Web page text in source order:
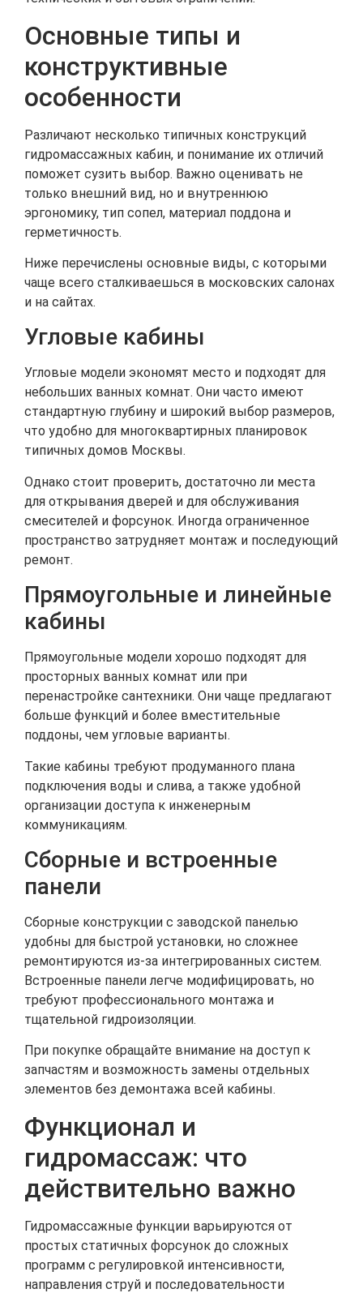
Основные типы и
конструктивные
особенности
Различают несколько типичных конструкций
гидромассажных кабин, и понимание их отличий
поможет сузить выбор. Важно оценивать не
только внешний вид, но и внутреннюю
эргономику, тип сопел, материал поддона и
герметичность.
Ниже перечислены основные виды, с которыми
чаще всего сталкиваешься в московских салонах
и на сайтах.
Угловые кабины
Угловые модели экономят место и подходят для
небольших ванных комнат. Они часто имеют
стандартную глубину и широкий выбор размеров,
что удобно для многоквартирных планировок
типичных домов Москвы.
Однако стоит проверить, достаточно ли места
для открывания дверей и для обслуживания
смесителей и форсунок. Иногда ограниченное
пространство затрудняет монтаж и последующий
ремонт.
Прямоугольные и линейные
кабины
Прямоугольные модели хорошо подходят для
просторных ванных комнат или при
перенастройке сантехники. Они чаще предлагают
больше функций и более вместительные
поддоны, чем угловые варианты.
Такие кабины требуют продуманного плана
подключения воды и слива, а также удобной
организации доступа к инженерным
коммуникациям.
Сборные и встроенные
панели
Сборные конструкции с заводской панелью
удобны для быстрой установки, но сложнее
ремонтируются из-за интегрированных систем.
Встроенные панели легче модифицировать, но
требуют профессионального монтажа и
тщательной гидроизоляции.
При покупке обращайте внимание на доступ к
запчастям и возможность замены отдельных
элементов без демонтажа всей кабины.
Функционал и
гидромассаж: что
действительно важно
Гидромассажные функции варьируются от
простых статичных форсунок до сложных
программ с регулировкой интенсивности,
направления струй и последовательности